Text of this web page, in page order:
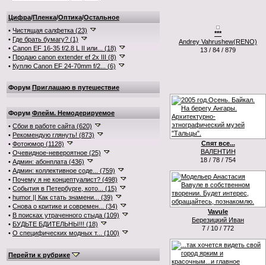
Цифра/Пленка/Оптика/Остальное
• Чистящая салфетка (23)
• Где брать бумагу? (1)
• Canon EF 16-35 f/2.8 L II или... (18)
• Продаю canon extender ef 2x III (8)
• Куплю Canon EF 24-70mm f/2... (6)
Форум Приглашаю в путешествие
Форум Флейм. Немодерируемое
• Сбои в работе сайта (620)
• Рекомендую глянуть! (873)
• Фотоюмор (1128)
• Очевидное-невероятное (25)
• Админ: абонплата (436)
• Админ: коллективное соде... (759)
• Почему я не концептуалист? (498)
• События в Петербурге, кото... (15)
• humor || Как стать знамени... (39)
• Снова о критике и современ... (34)
• В поисках утраченного стыда (109)
• БУДЬТЕ БДИТЕЛЬНЫ!!! (18)
• О специфических модных т... (100)
Перейти к рубрике
***
Andrey Vahrushew(RENO)
13 / 84 / 879
Спят все...
ВАЛЕНТИН
18 / 78 / 754
Vavule
Березицкий Иван
7 / 10 / 772